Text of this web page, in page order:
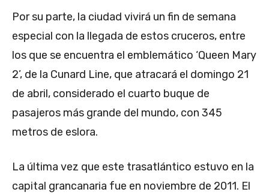
Por su parte, la ciudad vivirá un fin de semana
especial con la llegada de estos cruceros, entre
los que se encuentra el emblemático ‘Queen Mary
2’, de la Cunard Line, que atracará el domingo 21
de abril, considerado el cuarto buque de
pasajeros más grande del mundo, con 345
metros de eslora.
La última vez que este trasatlántico estuvo en la
capital grancanaria fue en noviembre de 2011. El